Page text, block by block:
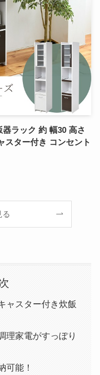
器ラック 約 幅30 高さ
スター付き コンセント
る
ャスター付き炊飯
理家電がすっぽり
可能！